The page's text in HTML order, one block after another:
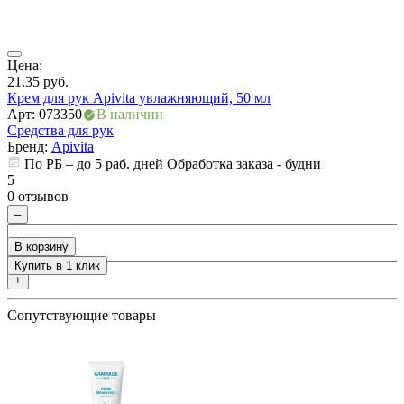
Цена:
21.35 руб.
Крем для рук Apivita увлажняющий, 50 мл
Арт: 073350
В наличии
Средства для рук
Бренд: Apivita
По РБ – до 5 раб. дней Обработка заказа - будни
5
0 отзывов
–
+
В корзину
Купить в 1 клик
Сопутствующие товары